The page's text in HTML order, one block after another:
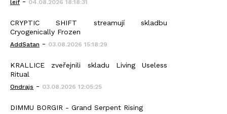
leif 04.08.2026 18:18:31
CRYPTIC SHIFT streamují skladbu
Cryogenically Frozen
AddSatan - 03.08.2026 15:18:29
KRALLICE zveřejnili skladu Living Useless
Ritual
Ondrajs - 03.08.2026 12:05:25
DIMMU BORGIR - Grand Serpent Rising